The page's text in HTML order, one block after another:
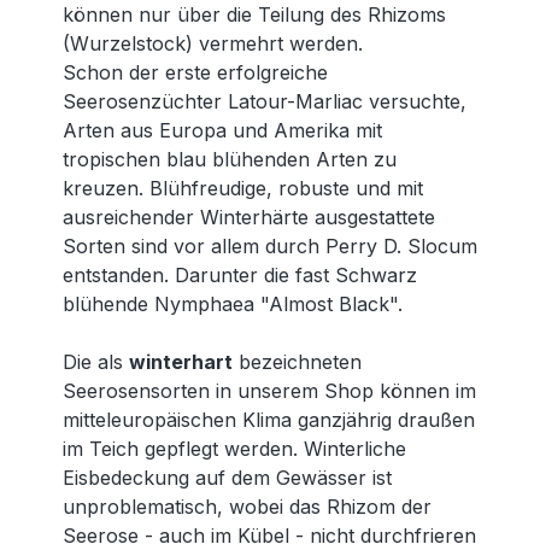
können nur über die Teilung des Rhizoms
(Wurzelstock) vermehrt werden.
Schon der erste erfolgreiche
Seerosenzüchter Latour-Marliac versuchte,
Arten aus Europa und Amerika mit
tropischen blau blühenden Arten zu
kreuzen. Blühfreudige, robuste und mit
ausreichender Winterhärte ausgestattete
Sorten sind vor allem durch Perry D. Slocum
entstanden. Darunter die fast Schwarz
blühende Nymphaea "Almost Black".
Die als winterhart bezeichneten
Seerosensorten in unserem Shop können im
mitteleuropäischen Klima ganzjährig draußen
im Teich gepflegt werden. Winterliche
Eisbedeckung auf dem Gewässer ist
unproblematisch, wobei das Rhizom der
Seerose - auch im Kübel - nicht durchfrieren